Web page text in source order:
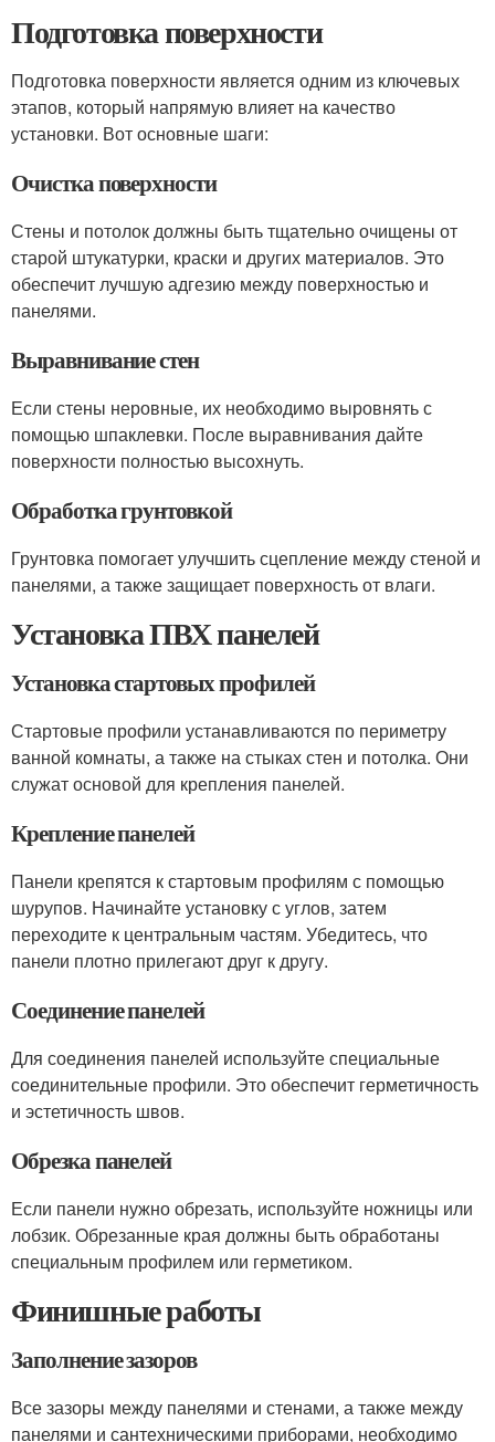
Подготовка поверхности
Подготовка поверхности является одним из ключевых
этапов, который напрямую влияет на качество
установки. Вот основные шаги:
Очистка поверхности
Стены и потолок должны быть тщательно очищены от
старой штукатурки, краски и других материалов. Это
обеспечит лучшую адгезию между поверхностью и
панелями.
Выравнивание стен
Если стены неровные, их необходимо выровнять с
помощью шпаклевки. После выравнивания дайте
поверхности полностью высохнуть.
Обработка грунтовкой
Грунтовка помогает улучшить сцепление между стеной и
панелями, а также защищает поверхность от влаги.
Установка ПВХ панелей
Установка стартовых профилей
Стартовые профили устанавливаются по периметру
ванной комнаты, а также на стыках стен и потолка. Они
служат основой для крепления панелей.
Крепление панелей
Панели крепятся к стартовым профилям с помощью
шурупов. Начинайте установку с углов, затем
переходите к центральным частям. Убедитесь, что
панели плотно прилегают друг к другу.
Соединение панелей
Для соединения панелей используйте специальные
соединительные профили. Это обеспечит герметичность
и эстетичность швов.
Обрезка панелей
Если панели нужно обрезать, используйте ножницы или
лобзик. Обрезанные края должны быть обработаны
специальным профилем или герметиком.
Финишные работы
Заполнение зазоров
Все зазоры между панелями и стенами, а также между
панелями и сантехническими приборами, необходимо